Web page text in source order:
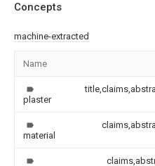
Concepts
machine-extracted
Name
plaster
material